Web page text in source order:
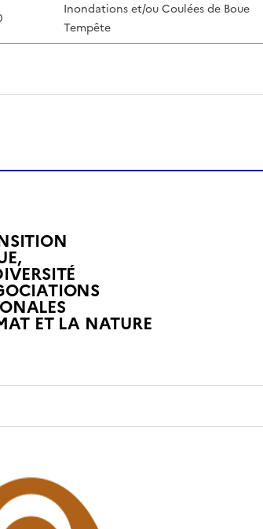
Inondations et/ou Coulées de Boue
Tempête
ET LA NATUREL
R
É